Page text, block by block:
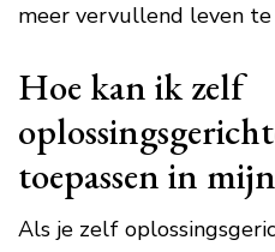
meer vervullend leven te
Hoe kan ik zelf
toepassen in
Als je zelf